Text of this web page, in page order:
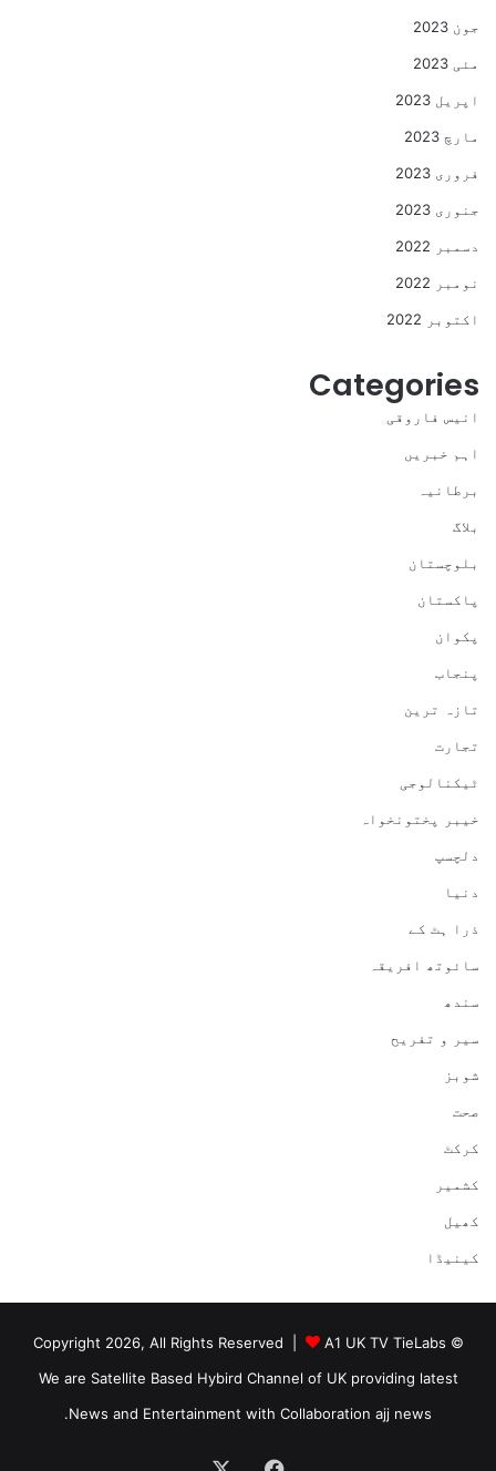
جون 2023
مئی 2023
اپریل 2023
مارچ 2023
فروری 2023
جنوری 2023
دسمبر 2022
نومبر 2022
اکتوبر 2022
Categories
انیس فاروقی
اہم خبریں
برطانیہ
بلاگ
بلوچستان
پاکستان
پکوان
پنجاب
تازہ ترین
تجارت
ٹیکنالوجی
خیبر پختونخواہ
دلچسپ
دنیا
ذرا ہٹ کے
سائوتھ افریقہ
سندھ
سیر و تفریح
شوبز
صحت
کرکٹ
کشمیر
کھیل
کینیڈا
© Copyright 2026, All Rights Reserved |
A1 UK TV TieLabs
We are Satellite Based Hybird Channel of UK providing latest
News and Entertainment with Collaboration ajj news.